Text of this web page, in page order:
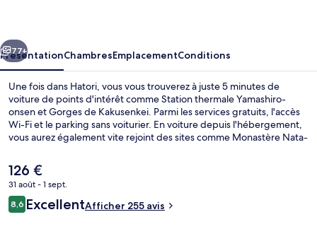
Sources chaudes
Suivant
77+
PrésentationChambresEmplacementConditions
Une fois dans Hatori, vous vous trouverez à juste 5 minutes de
voiture de points d'intérêt comme Station thermale Yamashiro-
onsen et Gorges de Kakusenkei. Parmi les services gratuits, l'accès
Wi-Fi et le parking sans voiturier. En voiture depuis l'hébergement,
vous aurez également vite rejoint des sites comme Monastère Nata-
Le
prix
actuel
est
126 €
31 août - 1 sept.
Avis
voyageurs
8,68,6 sur 10
ExcellentAfficher 255 avis